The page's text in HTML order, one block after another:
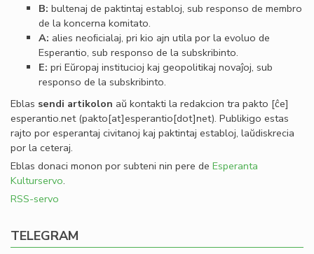
B: bultenaj de paktintaj establoj, sub responso de membro
de la koncerna komitato.
A: alies neoﬁcialaj, pri kio ajn utila por la evoluo de
Esperantio, sub responso de la subskribinto.
E: pri Eŭropaj institucioj kaj geopolitikaj novaĵoj, sub
responso de la subskribinto.
Eblas sendi artikolon aŭ kontakti la redakcion tra pakto [ĉe]
esperantio.net(pakto[at]esperantio[dot]net). Publikigo estas
rajto por esperantaj civitanoj kaj paktintaj establoj, laŭdiskrecia
por la ceteraj.
Eblas donaci monon por subteni nin pere de Esperanta
Kulturservo.
RSS-servo
TELEGRAM